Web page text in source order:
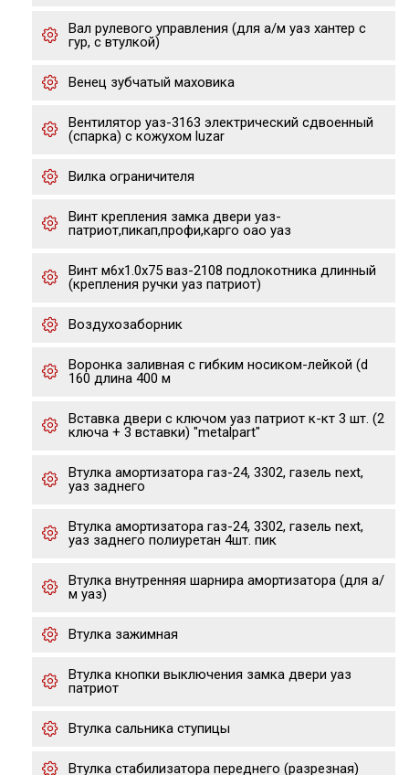
Вал рулевого управления (для а/м уаз хантер с
гур, с втулкой)
Венец зубчатый маховика
Вентилятор уаз-3163 электрический сдвоенный
(спарка) с кожухом luzar
Вилка ограничителя
Винт крепления замка двери уаз-
патриот,пикап,профи,карго оао уаз
Винт м6х1.0х75 ваз-2108 подлокотника длинный
(крепления ручки уаз патриот)
Воздухозаборник
Воронка заливная с гибким носиком-лейкой (d
160 длина 400 м
Вставка двери с ключом уаз патриот к-кт 3 шт. (2
ключа + 3 вставки) "metalpart"
Втулка амортизатора газ-24, 3302, газель next,
уаз заднего
Втулка амортизатора газ-24, 3302, газель next,
уаз заднего полиуретан 4шт. пик
Втулка внутренняя шарнира амортизатора (для а/
м уаз)
Втулка зажимная
Втулка кнопки выключения замка двери уаз
патриот
Втулка сальника ступицы
Втулка стабилизатора переднего (разрезная)